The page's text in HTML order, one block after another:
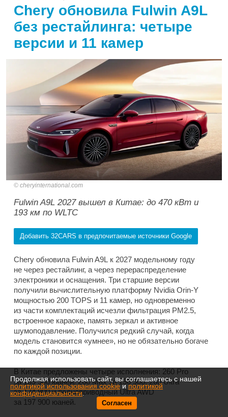
Chery обновила Fulwin A9L
без рестайлинга: четыре
версии и 11 камер
cheryinternational.com
Fulwin A9L 2027 вышел в Китае: до 470 кВт и
193 км по WLTC
Добавить 32CARS в предпочитаемые источники Google
Chery обновила Fulwin A9L к 2027 модельному году
не через рестайлинг, а через перераспределение
электроники и оснащения. Три старшие версии
получили вычислительную платформу Nvidia Orin-Y
мощностью 200 TOPS и 11 камер, но одновременно
из части комплектаций исчезли фильтрация PM2.5,
встроенное караоке, память зеркал и активное
шумоподавление. Получился редкий случай, когда
модель становится «умнее», но не обязательно богаче
по каждой позиции.
В Китае предложены четыре исполнения: 260 Pro
за 139 900 юаней, 260 Max за 156 900, 260 Ultra
за 174 900 и полноприводный Ultra AWD
за 197 900 юаней.
Продолжая использовать сайт, вы соглашаетесь с нашей
политикой использования cookieиполитикой
конфиденциальности.
Согласен